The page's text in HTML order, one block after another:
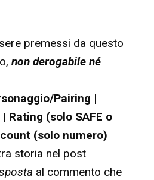
premessi da questo
non derogabile né
Pairing |
Rating (solo SAFE o
(solo numero)
storia nel post
al commento che